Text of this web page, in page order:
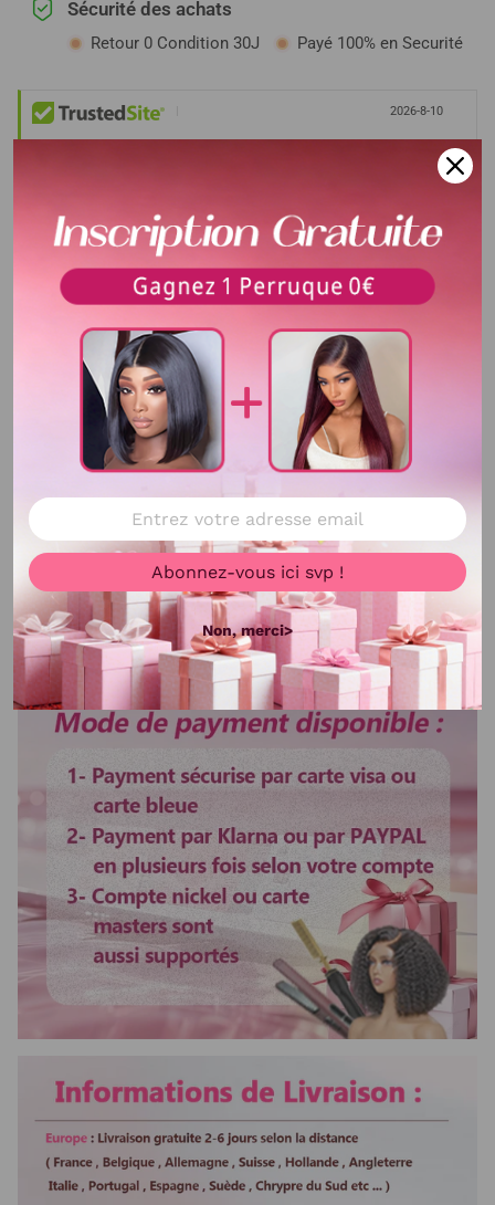
Sécurité des achats
Retour 0 Condition 30J Payé 100% en Securité
2026-8-10
Description
Matériaux de cheveux 100% Cheveux Humains
Délai de livraison
La durée de livraison est de 5-
10 jours , cela dépend de la
distance et la transite de la
CHINE vers votre PAYS.
Densité 200%densité
Longueur 8-30 pouces
Texture Lisse
Délai d'utilisation Plus de 3 ans
Couleur de cheveux Noir
Taille de dentelle 13X6 lace
Bandes élastique Ajustable
Colorable ou décolorable
Lisser ou boucler au fer Oui
Voir plus
Abonnez-vous ici svp !
Non, merci>